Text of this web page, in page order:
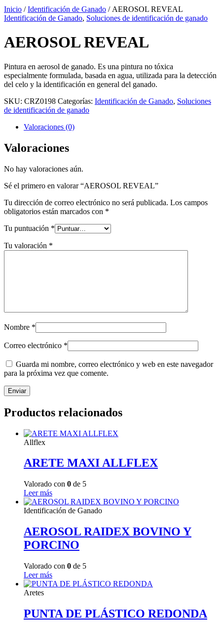
Inicio /Identificación de Ganado / AEROSOL REVEAL
Identificación de Ganado, Soluciones de identificación de ganado
AEROSOL REVEAL
Pintura en aerosol de ganado. Es una pintura no tóxica
especialmente formulada, basada en agua, utilizada para la detección
del celo y la identificación en general del ganado.
SKU: CRZ0198 Categorías: Identificación de Ganado, Soluciones
de identificación de ganado
Valoraciones (0)
Valoraciones
No hay valoraciones aún.
Sé el primero en valorar “AEROSOL REVEAL”
Tu dirección de correo electrónico no será publicada. Los campos
obligatorios están marcados con *
Tu puntuación *
Tu valoración *
Nombre *
Correo electrónico *
Guarda mi nombre, correo electrónico y web en este navegador
para la próxima vez que comente.
Productos relacionados
Allflex
ARETE MAXI ALLFLEX
Valorado con 0 de 5
Leer más
Identificación de Ganado
AEROSOL RAIDEX BOVINO Y
PORCINO
Valorado con 0 de 5
Leer más
Aretes
PUNTA DE PLÁSTICO REDONDA